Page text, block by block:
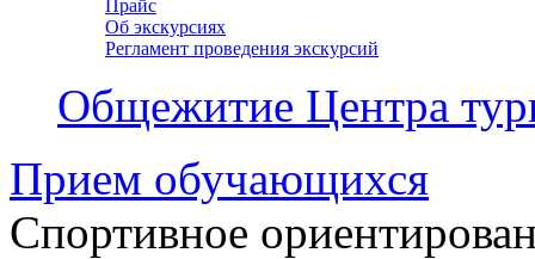
Прайс
Об экскурсиях
Регламент проведения экскурсий
Общежитие Центра
Прием обучающихся
Спортивное